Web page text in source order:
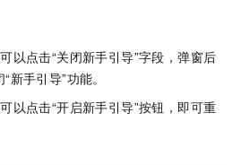
以点击“关闭新手引导”字段，弹窗后
新手引导”功能。
以点击“开启新手引导”按钮，即可重